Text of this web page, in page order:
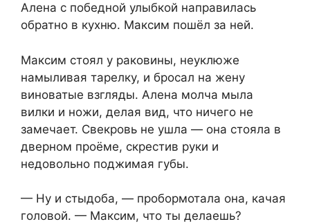
Алена с победной улыбкой направилась
обратно в кухню. Максим пошёл за ней.
Максим стоял у раковины, неуклюже
намыливая тарелку, и бросал на жену
виноватые взгляды. Алена молча мыла
вилки и ножи, делая вид, что ничего не
замечает. Свекровь не ушла — она стояла в
дверном проёме, скрестив руки и
недовольно поджимая губы.
— Ну и стыдоба, — пробормотала она, качая
головой. — Максим, что ты делаешь?